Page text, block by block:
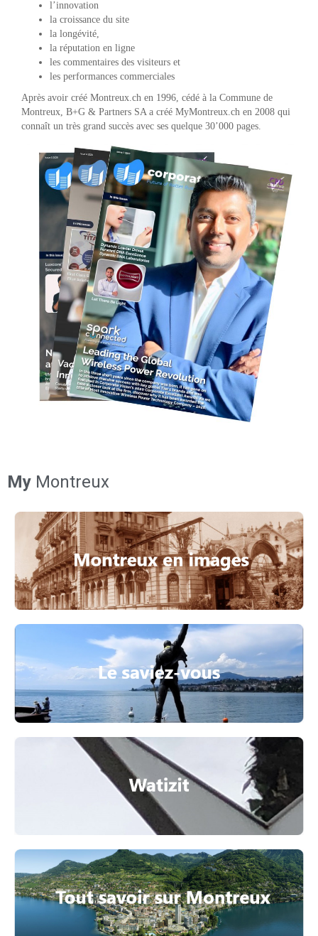
l’innovation
la croissance du site
la longévité,
la réputation en ligne
les commentaires des visiteurs et
les performances commerciales
Après avoir créé Montreux.ch en 1996, cédé à la Commune de
Montreux, B+G & Partners SA a créé MyMontreux.ch en 2008 qui
connaît un très grand succès avec ses quelque 30’000 pages.
My Montreux